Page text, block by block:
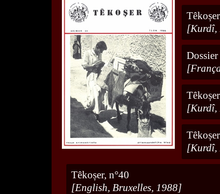
[Kurdî,
[Kurdî,
[Kurdî,
Têkoșer, n°40
[English, Bruxelles, 1988]